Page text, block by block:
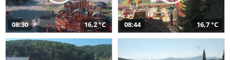
08:30 16,2 °C 08:44 16,7 °C